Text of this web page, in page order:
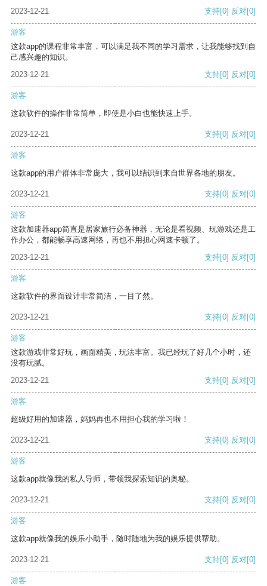
2023-12-21 支持[0] 反对[0]
游客
这款app的课程非常丰富，可以满足我不同的学习需求，让我能够找到自
己感兴趣的知识。
2023-12-21
支持[0] 反对[0]
游客
这款软件的操作非常简单，即使是小白也能快速上手。
2023-12-21 支持[0] 反对[0]
游客
这款app的用户群体非常庞大，我可以结识到来自世界各地的朋友。
2023-12-21 支持[0] 反对[0]
游客
这款加速器app简直是居家旅行必备神器，无论是看视频、玩游戏还是工
作办公，都能畅享高速网络，再也不用担心网速卡顿了。
2023-12-21
支持[0] 反对[0]
游客
这款软件的界面设计非常简洁，一目了然。
2023-12-21 支持[0] 反对[0]
游客
这款游戏非常好玩，画面精美，玩法丰富。我已经玩了好几个小时，还
没有玩腻。
2023-12-21
支持[0] 反对[0]
游客
超级好用的加速器，妈妈再也不用担心我的学习啦！
2023-12-21 支持[0] 反对[0]
游客
这款app就像我的私人导师，带领我探索知识的奥秘。
2023-12-21 支持[0] 反对[0]
游客
这款app就像我的娱乐小助手，随时随地为我的娱乐提供帮助。
2023-12-21 支持[0] 反对[0]
游客